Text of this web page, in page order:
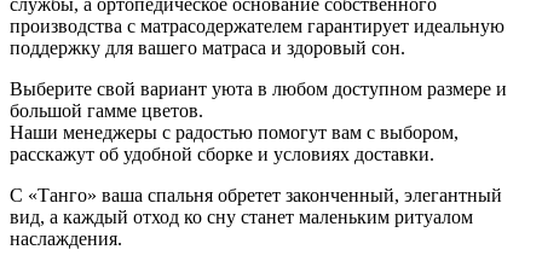
производства с матрасодержателем гарантирует идеальную
поддержку для вашего матраса и здоровый сон.
Выберите свой вариант уюта в любом доступном размере и
большой гамме цветов.
Наши менеджеры с радостью помогут вам с выбором,
расскажут об удобной сборке и условиях доставки.
С «Танго» ваша спальня обретет законченный, элегантный
вид, а каждый отход ко сну станет маленьким ритуалом
наслаждения.